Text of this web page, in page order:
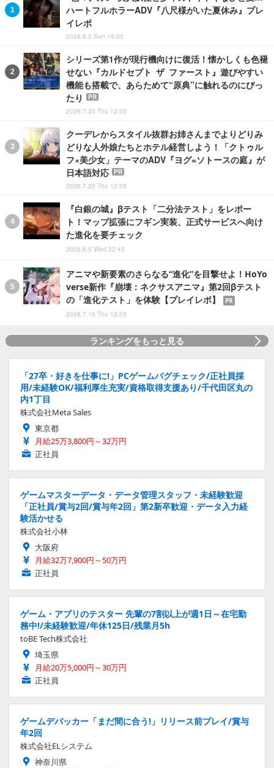
ハートフルホラーADV『八尺様がいた夏休み』プレ
イレポ
2026.8.2 Sun 19:00
シリーズ第1作が現行機向けに復活！懐かしくも色褪
せない『カルドセプト ザ ファースト』遊びやすい
機能も搭載で、あらためて“原典”に触れるのにぴっ
たり
PR
2026.7.30 Thu 12:00
クーデレからスタイル抜群お姉さんまでよりどりみ
どりな人外娘たちとホテル経営しよう！「クトゥル
フ×美少女」テーマのADV『ヨグ=ソトースの庭』が
日本語対応
PR
2026.7.23 Thu 12:05
『白銀の城』βテスト「二分法テスト」をレポー
ト！マップ拡張にフギン実装、正式サービスへ向け
た進化を要チェック
2026.8.5 Wed 22:45
アニマや新要素のさらなる“進化”を目撃せよ！HoYo
verse新作『崩壊：ネクサスアニマ』第2回βテスト
の「進化テスト」を体験【プレイレポ】
PR
2026.7.16 Thu 12:00
ランキングをもっと見る
「27卒・好きを仕事に!」PCゲームバグチェック/正社員採
用/未経験OK/福利厚生充実/資格取得支援あり/千代田区丸の
内1丁目
株式会社Meta Sales
東京都
月給25万3,800円～32万円
正社員
ゲームマスターデータ・データ管理スタッフ・未経験歓迎
「正社員/賞与2回/賞与年2回」第2新卒歓迎・データ入力経
験活かせる
株式会社小林
大阪府
月給32万7,900円～50万円
正社員
ゲーム・アプリのテスター 先輩の7割以上が週1日～在宅勤
務中!/未経験歓迎/年休125日/残業月5h
toBE Tech株式会社
埼玉県
月給20万5,000円～30万円
正社員
ゲームデバッカー「まだ間に合う!」リリース前プレイ/賞与
年2回
株式会社ELシステム
神奈川県